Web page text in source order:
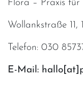
Flora – Praxis für
Wollankstraße 11,
Telefon: 030
E-Mail: